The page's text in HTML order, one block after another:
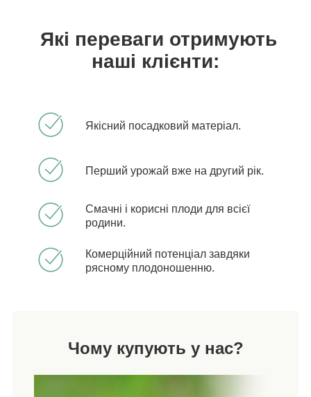
Які переваги отримують
наші клієнти:
Якісний посадковий матеріал.
Перший урожай вже на другий рік.
Смачні і корисні плоди для всієї
родини.
Комерційний потенціал завдяки
рясному плодоношенню.
Чому купують у нас?